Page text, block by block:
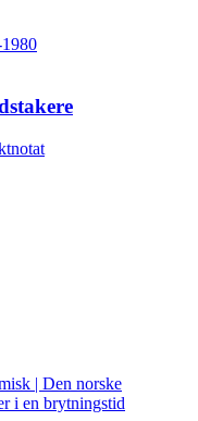
| Den norske
i en brytningstid